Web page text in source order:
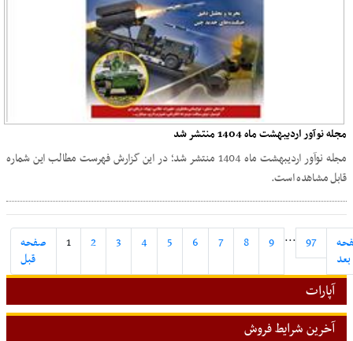
مجله نوآور اردیبهشت ماه 1404 منتشر شد
مجله نوآور اردیبهشت ماه 1404 منتشر شد؛ در این گزارش فهرست مطالب این شماره
قابل مشاهده است.
صفحه
قبل
1 2 3 4 5 6 7 8 9 ... 97
بعد
آپارات
آخرین شرایط فروش